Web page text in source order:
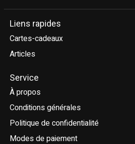
Liens rapides
Cartes-cadeaux
Articles
Service
À propos
Conditions générales
Politique de confidentialité
Modes de paiement